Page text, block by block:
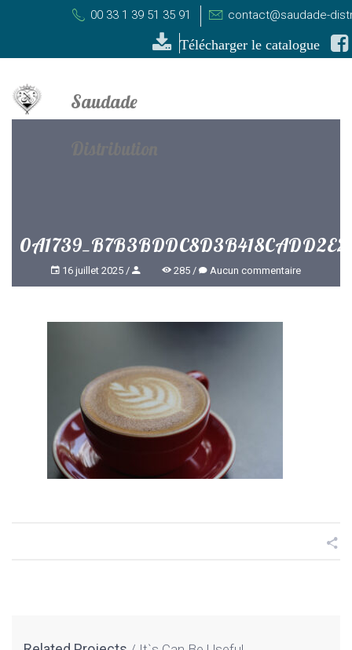
00 33 1 39 51 35 91 contact@saudade-
Télécharger le catalogue
16 juillet 2025 285 Aucun commentaire